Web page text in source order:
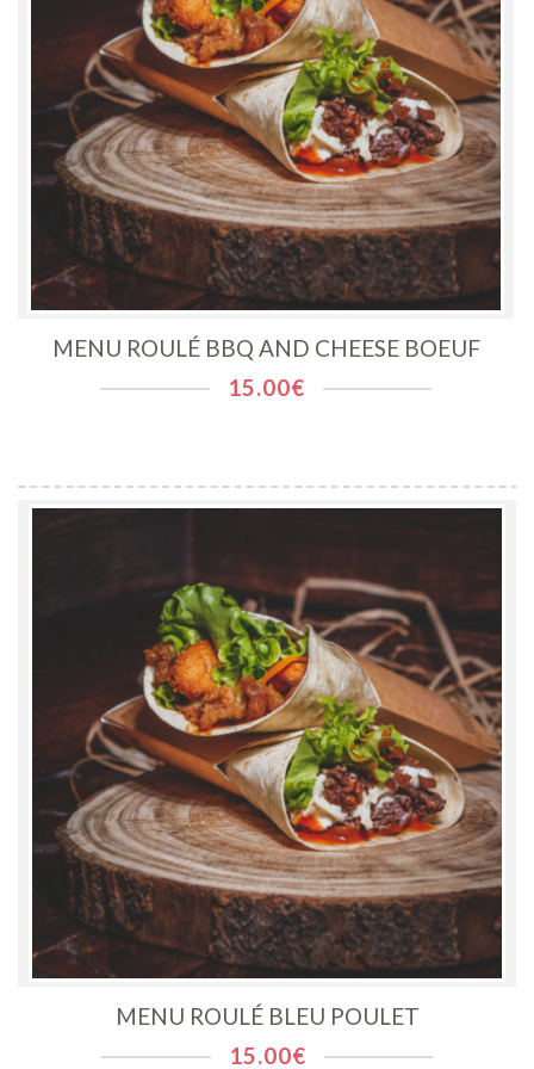
MENU ROULÉ BBQ AND CHEESE BOEUF
15.00€
MENU ROULÉ BLEU POULET
15.00€